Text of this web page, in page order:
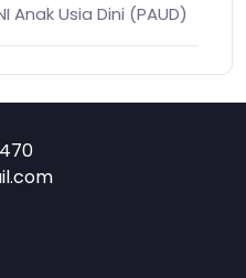
Anak Usia Dini (PAUD)